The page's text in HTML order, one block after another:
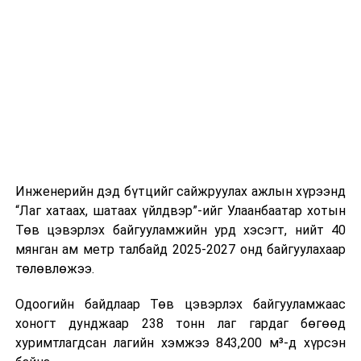
өдөр тутмын ажлын бэлэн байдлыг хангах зэрэг
практик ур чадварыг сургалтын хөтөлбөрт тусгажээ.
Сургалтыг танилцуулах лекц, асуулт-хариулт,
жишээнд суурилсан сургалт, багаар ажиллах дасгал,
танилцах, онцгой нөхцөлд ажиллах дадлага зэрэг
онол, практик хосолсон хэлбэрээр зохион байгуулж
байна.
Инженерийн дэд бүтцийг сайжруулах ажлын хүрээнд
“Лаг хатаах, шатаах үйлдвэр”-ийг Улаанбаатар хотын
Төв цэвэрлэх байгууламжийн урд хэсэгт, нийт 40
мянган ам метр талбайд 2025-2027 онд байгуулахаар
төлөвлөжээ.
Одоогийн байдлаар Төв цэвэрлэх байгууламжаас
хоногт дунджаар 238 тонн лаг гардаг бөгөөд
хуримтлагдсан лагийн хэмжээ 843,200 м³-д хүрсэн